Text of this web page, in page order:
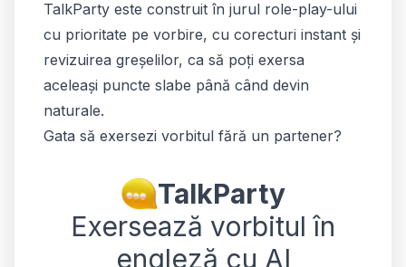
TalkParty este construit în jurul role-play-ului
cu prioritate pe vorbire, cu corecturi instant și
revizuirea greșelilor, ca să poți exersa
aceleași puncte slabe până când devin
naturale.
Gata să exersezi vorbitul fără un partener?
TalkParty
Exersează vorbitul în
engleză cu AI